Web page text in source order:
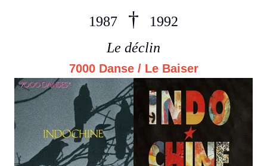
1987 † 1992
Le déclin
7000 Danse / Le Baiser